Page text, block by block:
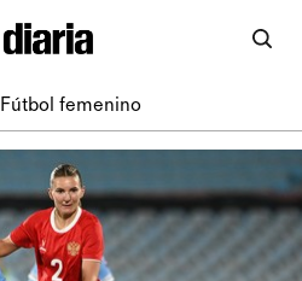
Fútbol femenino